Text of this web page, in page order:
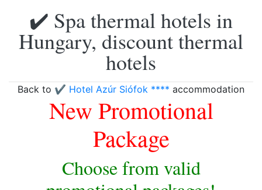
✔️ Spa thermal hotels in
Hungary, discount thermal
hotels
Back to ✔️ Hotel Azúr Siófok **** accommodation
New Promotional
Package
Choose from valid